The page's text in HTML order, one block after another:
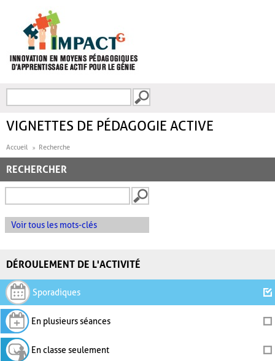
FORMULAIRE DE
VIGNETTES DE PÉDAGOGIE ACTIVE
Accueil Recherche
RECHERCHER
Voir tous les mots-clés
DÉROULEMENT DE L'ACTIVITÉ
Sporadiques
En plusieurs séances
En classe seulement